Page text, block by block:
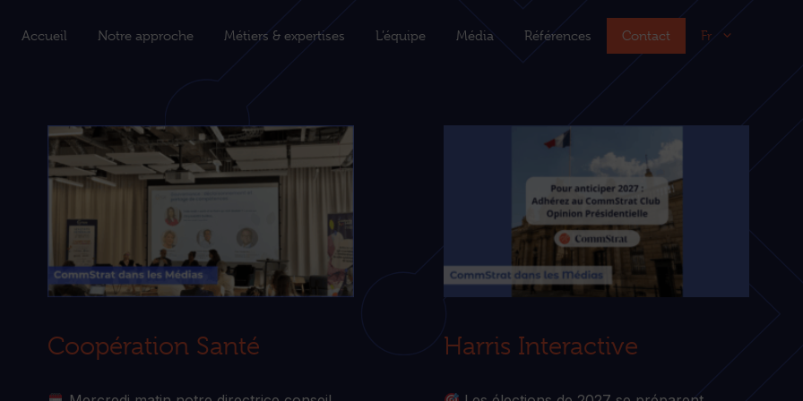
Accueil Notre approche Métiers & expertises L’équipe Média Références Contact Fr
Coopération Santé Harris Interactive